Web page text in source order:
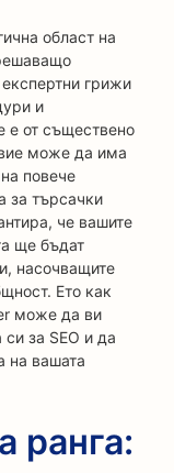
област на
грижи
и
е от съществено
може да има
повече
за търсачки
че вашите
ще бъдат
насочващите
Ето как
може да ви
си за SEO и да
на вашата
ранга: